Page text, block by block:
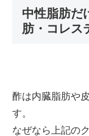
中性脂肪だ
肪・コレス
酢は内臓脂肪や
す。
なぜなら上記の